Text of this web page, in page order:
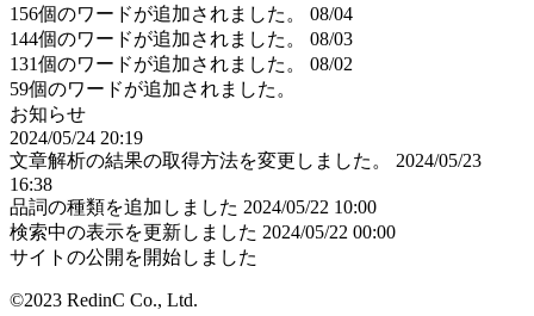
156個のワードが追加されました。
08/04
144個のワードが追加されました。
08/03
131個のワードが追加されました。
08/02
59個のワードが追加されました。
お知らせ
2024/05/24 20:19
文章解析の結果の取得方法を変更しました。
2024/05/23
16:38
品詞の種類を追加しました 2024/05/22 10:00
検索中の表示を更新しました 2024/05/22 00:00
サイトの公開を開始しました
©2023 RedinC Co., Ltd.